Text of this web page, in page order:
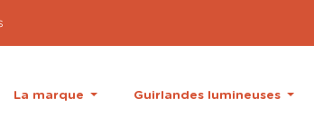
La marque Guirlandes lumineuses